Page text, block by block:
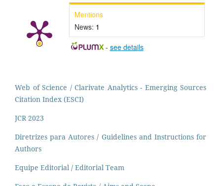
Mentions
News: 1
- see details
Web of Science / Clarivate Analytics - Emerging Sources
Citation Index (ESCI)
JCR 2023
Diretrizes para Autores / Guidelines and Instructions for
Authors
Equipe Editorial / Editorial Team